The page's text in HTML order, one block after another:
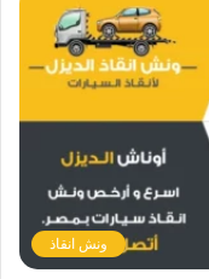
ونش انقاذ